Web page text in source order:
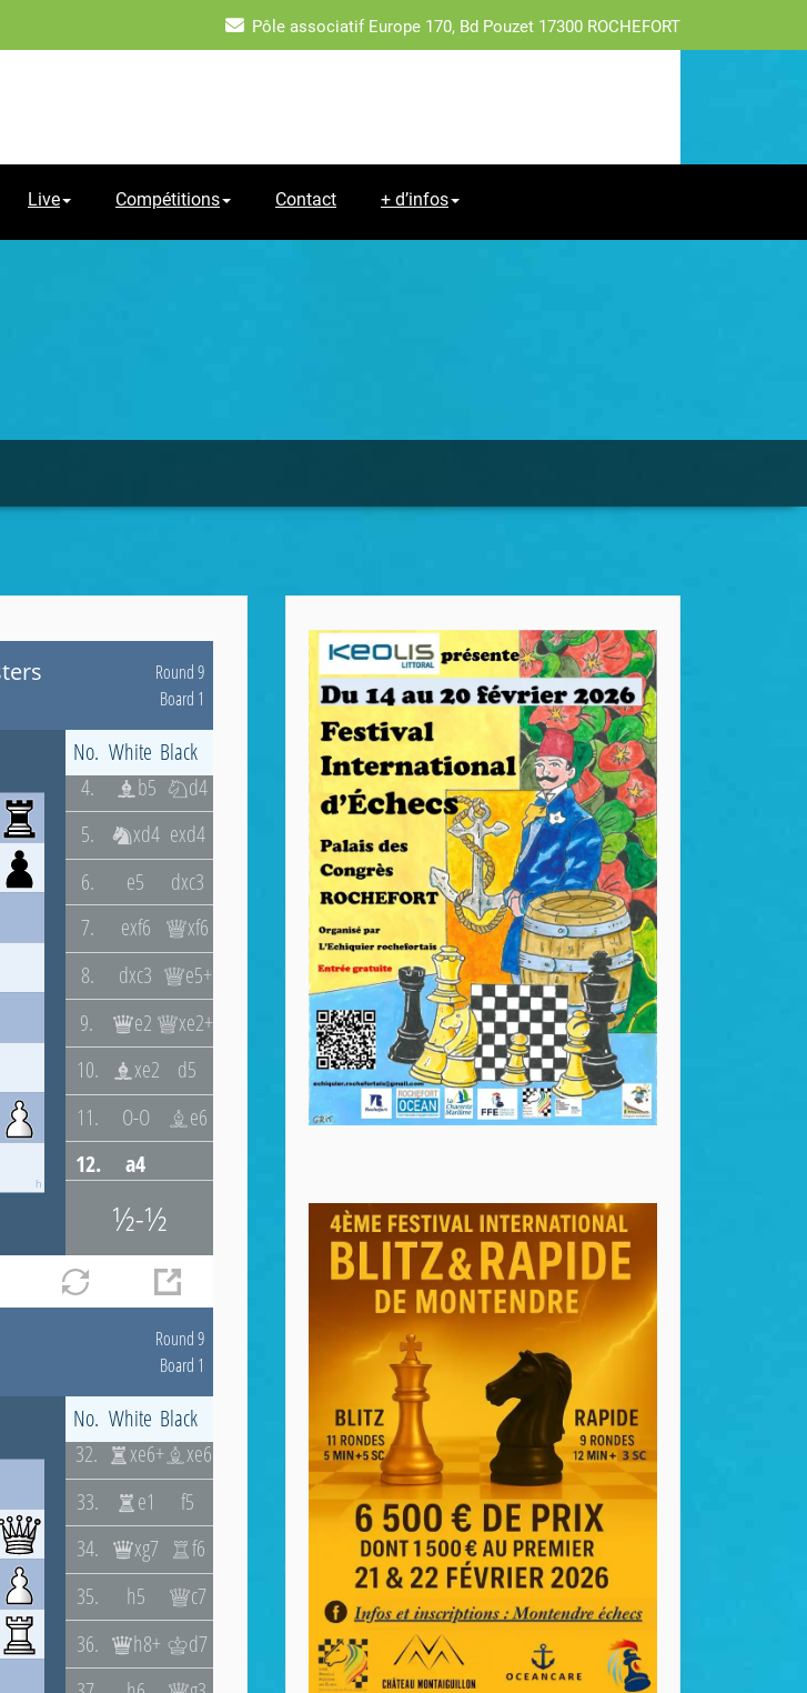
Pôle associatif Europe 170, Bd Pouzet 17300 ROCHEFORT
Live Compétitions Contact + d’infos